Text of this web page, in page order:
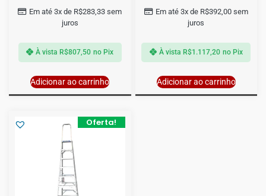
Em até 3x de R$283,33 sem
juros
À vista R$807,50 no Pix
Adicionar ao carrinho
Em até 3x de R$392,00sem
juros
À vista R$1.117,20 no Pix
Adicionar ao carrinho
Oferta!